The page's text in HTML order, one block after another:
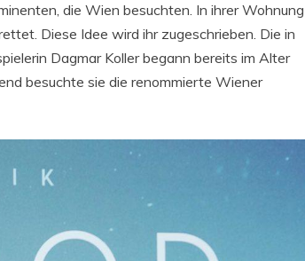
die Wien besuchten. In ihrer Wohnung
Diese Idee wird ihr zugeschrieben. Die in
Dagmar Koller begann bereits im Alter
besuchte sie die renommierte Wiener